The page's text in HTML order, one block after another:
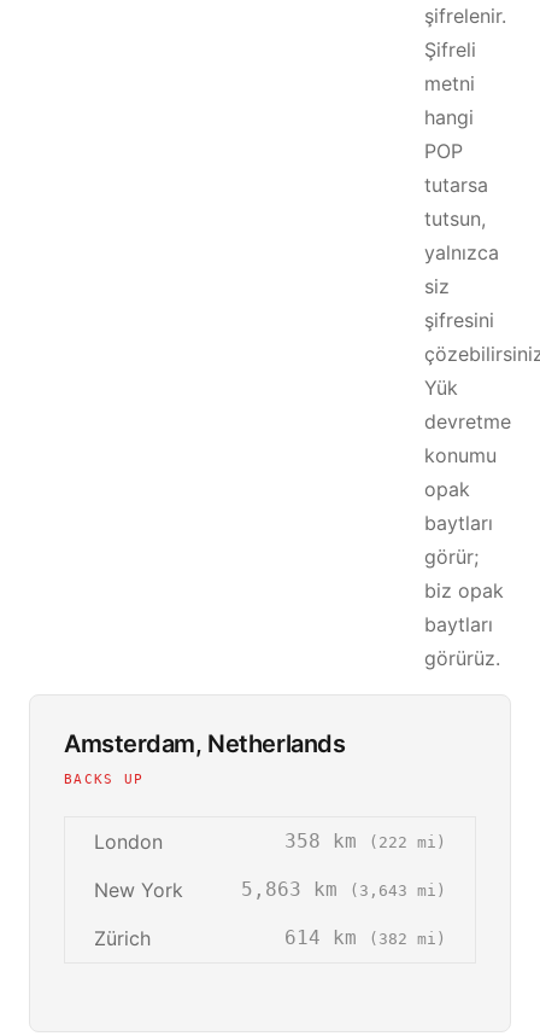
şifrelenir.
Şifreli
metni
hangi
POP
tutarsa
tutsun,
yalnızca
siz
şifresini
Yük
devretme
konumu
opak
baytları
görür;
biz opak
baytları
görürüz.
Amsterdam, Netherlands
BACKS UP
London 358 km (222 mi)
New York 5,863 km (3,643 mi)
Zürich 614 km (382 mi)